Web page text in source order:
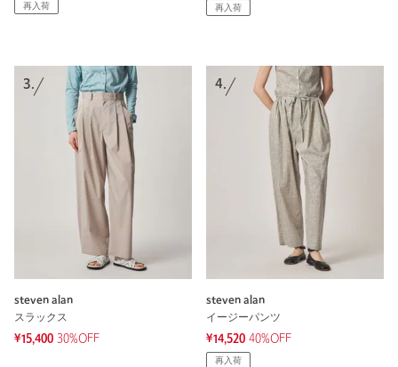
再入荷 再入荷
3.
steven alan
スラックス
¥15,400 30%OFF
4.
steven alan
イージーパンツ
¥14,520 40%OFF
再入荷